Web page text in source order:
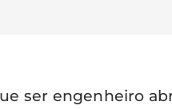
ser engenheiro